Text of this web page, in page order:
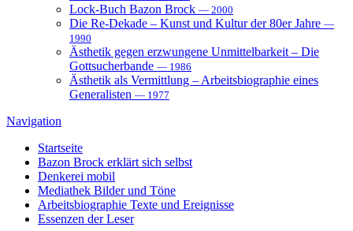
Lock-Buch Bazon Brock — 2000
Die Re-Dekade – Kunst und Kultur der 80er Jahre —
1990
Ästhetik gegen erzwungene Unmittelbarkeit – Die
Gottsucherbande — 1986
Ästhetik als Vermittlung – Arbeitsbiographie eines
Generalisten — 1977
Navigation
Startseite
Bazon Brock erklärt sich selbst
Denkerei mobil
Mediathek Bilder und Töne
Arbeitsbiographie Texte und Ereignisse
Essenzen der Leser